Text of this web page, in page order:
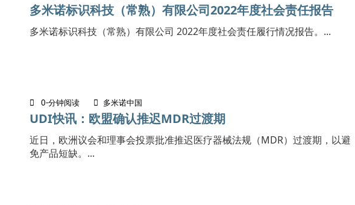
多米诺标识科技（常熟）有限公司2022年度社会责任报告
多米诺标识科技（常熟）有限公司 2022年度社会责任履行情况报告。...
0-分钟阅读 多米诺中国
UDI快讯：欧盟确认推迟MDR过渡期
近日，欧洲议会和理事会投票批准推迟医疗器械法规（MDR）过渡期，以避
免产品短缺。...